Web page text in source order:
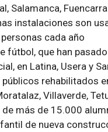
Salamanca,
instalaciones son
cada año
fútbol, que han
en Latina, Usera y
rehabilitados
Villaverde,
más de 15.000
de nueva